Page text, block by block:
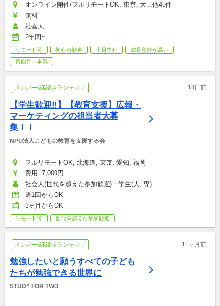
オンライン開催/フルリモートOK, 東京, 大...他45件
無料
社会人
2年間~
リモート可 初心者歓迎 土日中心
成長意欲が高い
真面目・本気
メンバー/継続ボランティア 18日前
【学生歓迎!!】【教育支援】広報・
マーケティングの担当者大募
集！！
NPO法人こどもの教育を支援する会
フルリモートOK, 北海道, 東京, 愛知, 福岡
費用: 7,000円
社会人(世代を超えた参加歓迎)・学生(大, 専)
週1回からOK
3ヶ月からOK
リモート可 世代を超えた参加歓迎
メンバー/継続ボランティア 11ヶ月前
勉強したいと願うすべての子ども
たちが勉強できる世界に
STUDY FOR TWO